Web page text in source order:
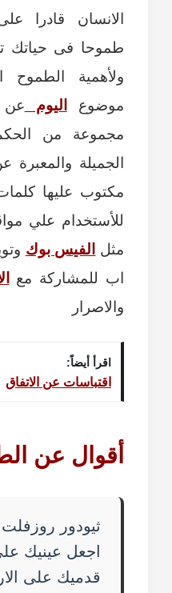
الانسان قادرا
طموحا فى حياتك
ولأهمية الطموح
موضوع
اليوم عن
مجموعة من الحكم
الجميلة
مكتوب عليها
للأستخدام علي
مثل
الفيس بوك
اب للمشاركة مع
والاصرار
اقرأ أيضاً:
اقتباسات عن الاتفاق
أقوال عن
ثيودور روزفلت
اجعل عينيك
قدميك على